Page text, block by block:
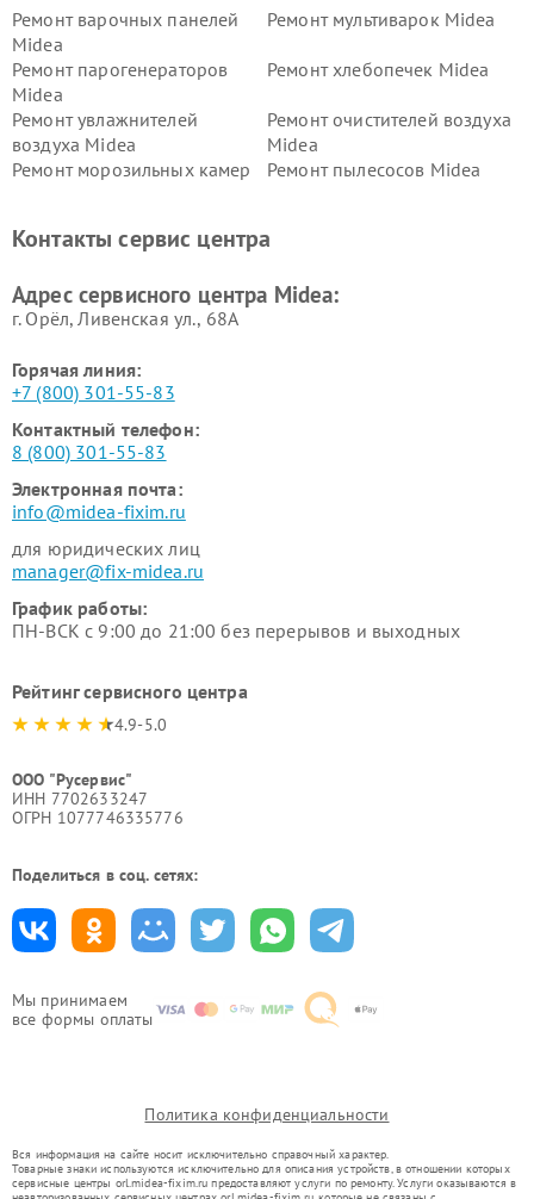
Мы принимаем
все формы оплаты
Ремонт варочных панелей
Midea
Ремонт мультиварок Midea
Ремонт парогенераторов
Midea
Ремонт хлебопечек Midea
Ремонт увлажнителей
воздуха Midea
Ремонт очистителей воздуха
Midea
Ремонт морозильных камер
Ремонт пылесосов Midea
пылесосов Midea
Midea
Контакты сервис центра
Адрес сервисного центра Midea:
г. Орёл, Ливенская ул., 68А
Горячая линия:
+7 (800) 301-55-83
Контактный телефон:
8 (800) 301-55-83
Электронная почта:
info@midea-fixim.ru
для юридических лиц
manager@fix-midea.ru
График работы:
ПН-ВСК с 9:00 до 21:00 без перерывов и выходных
Рейтинг сервисного центра
4.9-5.0
ООО "Русервис"
ИНН 7702633247
ОГРН 1077746335776
Поделиться в соц. сетях:
Политика конфиденциальности
Вся информация на сайте носит исключительно справочный характер.
Товарные знаки используются исключительно для описания устройств, в отношении которых
сервисные центры orl.midea-fixim.ru предоставляют услуги по ремонту. Услуги оказываются в